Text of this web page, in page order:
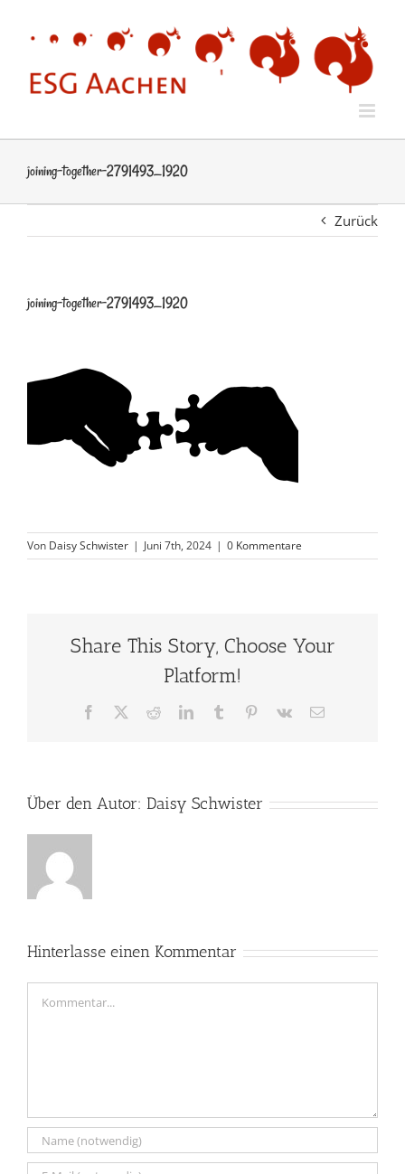
springen
joining-together-2791493_1920
Zurück
joining-together-2791493_1920
Von Daisy Schwister | Juni 7th, 2024 | 0 Kommentare
Share This Story, Choose Your
Platform!
Facebook RedditLinkedInTumblr Pinterest
Vk
E-
Über den Autor: Daisy Schwister
Hinterlasse einen Kommentar